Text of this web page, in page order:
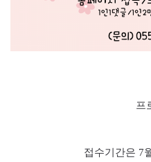
프
접수기간은 7